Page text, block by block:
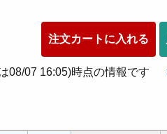
注文カートに入れる
08/07 16:05)時点の情報です